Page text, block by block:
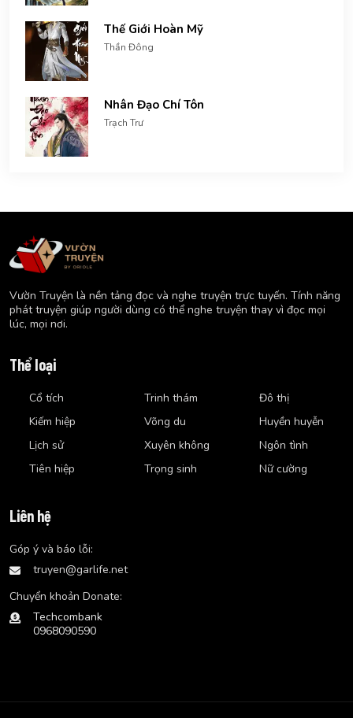
Thế Giới Hoàn Mỹ
Thần Đông
Nhân Đạo Chí Tôn
Trạch Trư
Vườn Truyện là nền tảng đọc và nghe truyện trực tuyến. Tính năng
phát truyện giúp người dùng có thể nghe truyện thay vì đọc mọi
lúc, mọi nơi.
Thể loại
Cổ tích
Kiếm hiệp
Lịch sử
Tiên hiệp
Trinh thám
Võng du
Xuyên không
Trọng sinh
Đô thị
Huyền huyễn
Ngôn tình
Nữ cường
Liên hệ
Góp ý và báo lỗi:
truyen@garlife.net
Chuyển khoản Donate:
Techcombank
0968090590